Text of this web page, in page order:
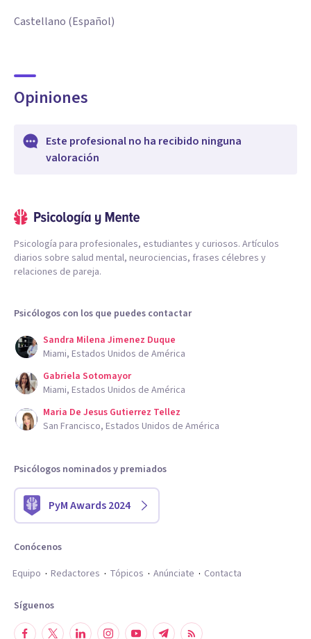
Castellano (Español)
Opiniones
Este profesional no ha recibido ninguna
valoración
Psicología para profesionales, estudiantes y curiosos. Artículos
diarios sobre salud mental, neurociencias, frases célebres y
relaciones de pareja.
Psicólogos con los que puedes contactar
Sandra Milena Jimenez Duque
Miami, Estados Unidos de América
Gabriela Sotomayor
Miami, Estados Unidos de América
Maria De Jesus Gutierrez Tellez
San Francisco, Estados Unidos de América
Psicólogos nominados y premiados
PyM Awards 2024
Conócenos
Equipo
Redactores Tópicos Anúnciate Contacta
Síguenos